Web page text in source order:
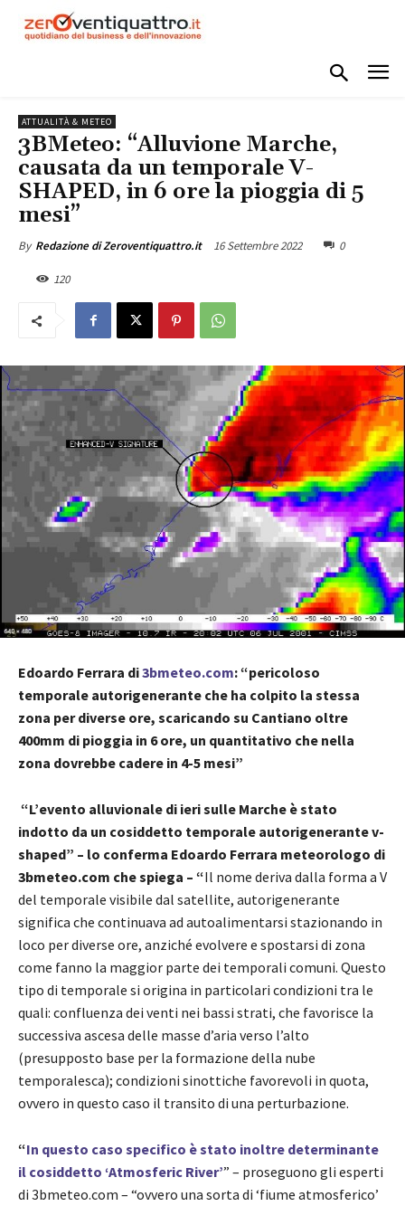
ATTUALITÀ & METEO
3BMeteo: “Alluvione Marche,
causata da un temporale V-
SHAPED, in 6 ore la pioggia di 5
mesi”
By Redazione di Zeroventiquattro.it 16 Settembre 2022 0
120
Edoardo Ferrara di3bmeteo.com: “pericoloso
temporale autorigenerante che ha colpito la stessa
zona per diverse ore, scaricando su Cantiano oltre
400mm di pioggia in 6 ore, un quantitativo che nella
zona dovrebbe cadere in 4-5 mesi”
“L’evento alluvionale di ieri sulle Marche è stato
indotto da un cosiddetto temporale autorigenerante v-
shaped” – lo conferma Edoardo Ferrara meteorologo di
3bmeteo.com che spiega – “Il nome deriva dalla forma a V
del temporale visibile dal satellite, autorigenerante
significa che continuava ad autoalimentarsi stazionando in
loco per diverse ore, anziché evolvere e spostarsi di zona
come fanno la maggior parte dei temporali comuni. Questo
tipo di temporale si origina in particolari condizioni tra le
quali: confluenza dei venti nei bassi strati, che favorisce la
successiva ascesa delle masse d’aria verso l’alto
(presupposto base per la formazione della nube
temporalesca); condizioni sinottiche favorevoli in quota,
ovvero in questo caso il transito di una perturbazione.
“In questo caso specifico è stato inoltre determinante
il cosiddetto ‘Atmosferic River’” – proseguono gli esperti
di 3bmeteo.com – “ovvero una sorta di ‘fiume atmosferico’